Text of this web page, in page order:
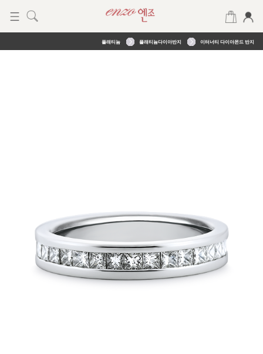
플래티늄 플래티늄다이아반지 이터너티 다이아몬드 반지